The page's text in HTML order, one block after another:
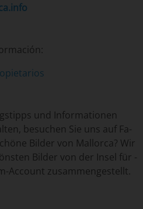
un­d ­In­for­ma­tio­nen
­be­su­chen ­Sie uns auf Fa­
­Bil­der von ­Mal­lor­ca? Wir
­Bil­der von ­der In­sel ­für
­Ac­count ­zu­sam­men­ge­stellt.